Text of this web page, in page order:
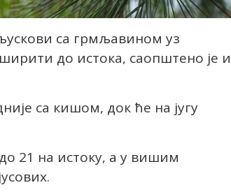
са грмљавином уз
до истока, саопштено је
са кишом, док ће на југу
21 на истоку, а у вишим